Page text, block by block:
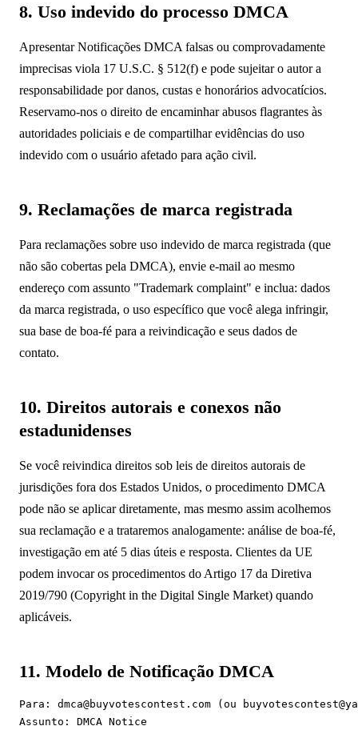
8. Uso indevido do processo DMCA
Apresentar Notificações DMCA falsas ou comprovadamente
imprecisas viola 17 U.S.C. § 512(f) e pode sujeitar o autor a
responsabilidade por danos, custas e honorários advocatícios.
Reservamo-nos o direito de encaminhar abusos flagrantes às
autoridades policiais e de compartilhar evidências do uso
indevido com o usuário afetado para ação civil.
9. Reclamações de marca registrada
Para reclamações sobre uso indevido de marca registrada (que
não são cobertas pela DMCA), envie e-mail ao mesmo
endereço com assunto "Trademark complaint" e inclua: dados
da marca registrada, o uso específico que você alega infringir,
sua base de boa-fé para a reivindicação e seus dados de
contato.
10. Direitos autorais e conexos não
estadunidenses
Se você reivindica direitos sob leis de direitos autorais de
jurisdições fora dos Estados Unidos, o procedimento DMCA
pode não se aplicar diretamente, mas mesmo assim acolhemos
sua reclamação e a trataremos analogamente: análise de boa-fé,
investigação em até 5 dias úteis e resposta. Clientes da UE
podem invocar os procedimentos do Artigo 17 da Diretiva
2019/790 (Copyright in the Digital Single Market) quando
aplicáveis.
11. Modelo de Notificação DMCA
Para: dmca@buyvotescontest.com (ou
Assunto: DMCA Notice